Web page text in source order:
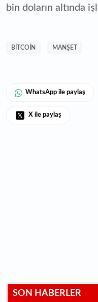
bin doların altında
BITCOIN MANŞET
WhatsApp ile paylaş
X ile paylaş
SON HABERLER